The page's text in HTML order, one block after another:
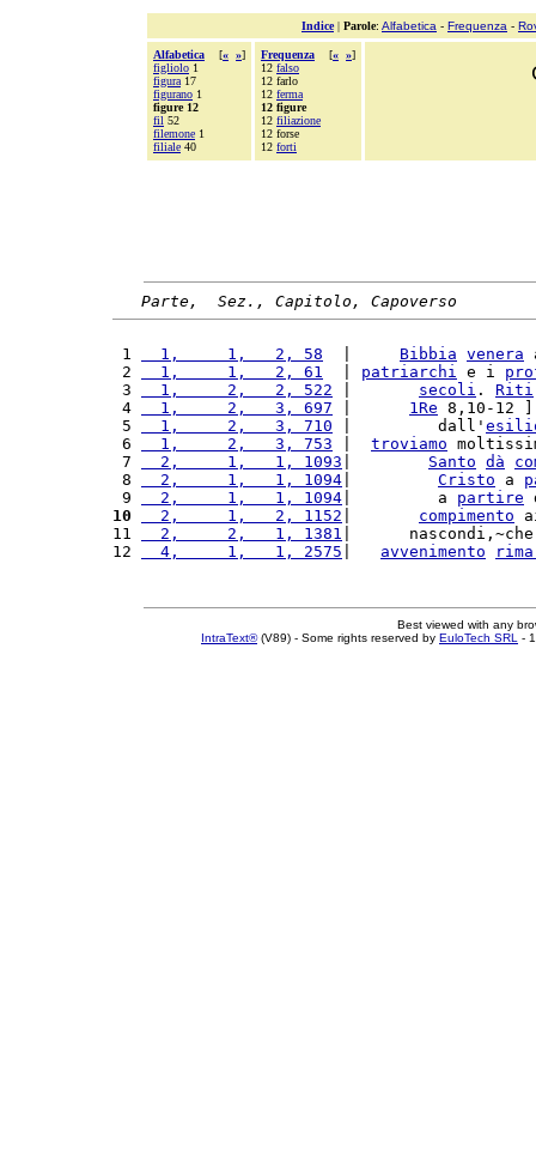
Indice| Parole: Alfabetica - Frequenza -
Alfabetica [« »]
figliolo 1
figura 17
figurano 1
figure 12
fil 52
filemone 1
filiale 40
Frequenza [« »]
12 falso
12 farlo
12 ferma
12 figure
12 filiazione
12 forse
12 forti
Parte,  Sez., Capitolo, Capoverso
1
  1,     1,   2, 58
Bibbia venera
2
  1,     1,   2, 61
patriarchi e i
3
  1,     2,   2, 522
secoli . Riti
4
  1,     2,   3, 697
1Re 8,10-12
5
  1,     2,   3, 710
|         dall'
6
  1,     2,   3, 753
troviamo
7
  2,     1,   1, 1093
Santo dà
8
  2,     1,   1, 1094
Cristo a
9
  2,     1,   1, 1094
|         a partire
10
  2,     1,   2, 1152
compimento
11
  2,     2,   1, 1381
|
12
  4,     1,   1, 2575
avvenimento
Best viewed with any
IntraText®(V89) - Some rights reserved by EuloTech SRL -